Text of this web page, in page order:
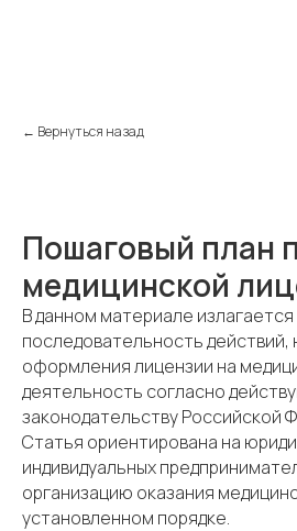
← Вернуться назад
Пошаговый план
медицинской
В данном материале излагается
последовательность действий,
оформления лицензии на
деятельность согласно
законодательству Российской
Статья ориентирована на
индивидуальных
организацию оказания
установленном порядке.